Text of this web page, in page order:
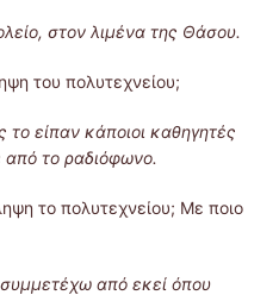
στον λιμένα της Θάσου.
του πολυτεχνείου;
κάποιοι καθηγητές
το ραδιόφωνο.
το πολυτεχνείου; Με ποιο
από εκεί όπου